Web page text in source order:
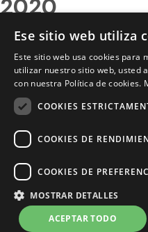
2020
2020
2020
2020
2020
2020
2020
Ese sitio web utiliza
Este sitio web usa cookies para
utilizar nuestro sitio web, usted
con nuestra Política de cookies.
COOKIES
COOKIES DE
COOKIES DE
MOSTRAR DETALLES
ACEPTAR TODO